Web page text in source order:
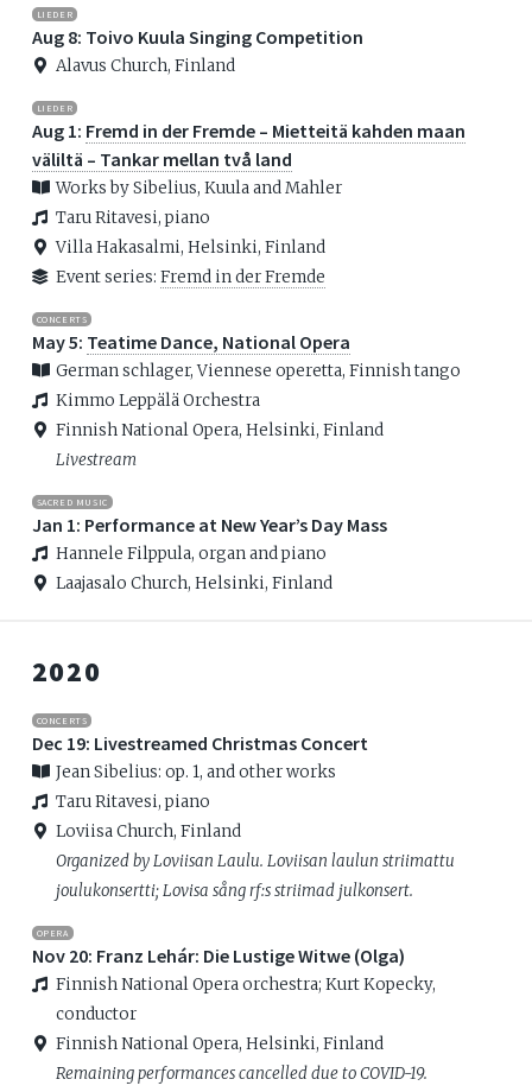
LIEDER
Aug 8: Toivo Kuula Singing Competition
Alavus Church, Finland
LIEDER
Aug 1: Fremd in der Fremde – Mietteitä kahden maan
väliltä – Tankar mellan två land
Works by Sibelius, Kuula and Mahler
Taru Ritavesi, piano
Villa Hakasalmi, Helsinki, Finland
Event series: Fremd in der Fremde
CONCERTS
May 5: Teatime Dance, National Opera
German schlager, Viennese operetta, Finnish tango
Kimmo Leppälä Orchestra
Finnish National Opera, Helsinki, Finland
Livestream
SACRED MUSIC
Jan 1: Performance at New Year’s Day Mass
Hannele Filppula, organ and piano
Laajasalo Church, Helsinki, Finland
2020
CONCERTS
Dec 19: Livestreamed Christmas Concert
Jean Sibelius: op. 1, and other works
Taru Ritavesi, piano
Loviisa Church, Finland
Organized by Loviisan Laulu. Loviisan laulun striimattu
joulukonsertti; Lovisa sång rf:s striimad julkonsert.
OPERA
Nov 20: Franz Lehár: Die Lustige Witwe (Olga)
Finnish National Opera orchestra; Kurt Kopecky,
conductor
Finnish National Opera, Helsinki, Finland
Remaining performances cancelled due to COVID-19.